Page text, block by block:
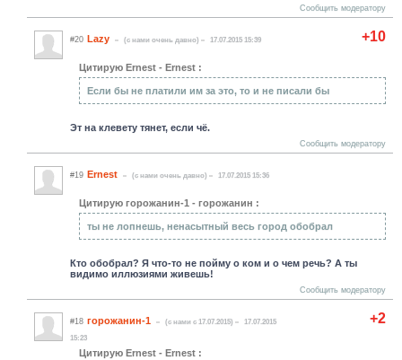
Сообщить модератору
+10
#20 Lazy (c нами очень давно) 17.07.2015 15:39
Цитирую Ernest - Ernest :
Если бы не платили им за это, то и не писали бы
Эт на клевету тянет, если чё.
Сообщить модератору
#19 Ernest (c нами очень давно) 17.07.2015 15:36
Цитирую горожанин-1 - горожанин :
ты не лопнешь, ненасытный весь город обобрал
Кто обобрал? Я что-то не пойму о ком и о чем речь? А ты
видимо иллюзиями живешь!
Сообщить модератору
+2
#18 горожанин-1 (c нами с 17.07.2015)
17.07.2015
15:23
Цитирую Ernest - Ernest :